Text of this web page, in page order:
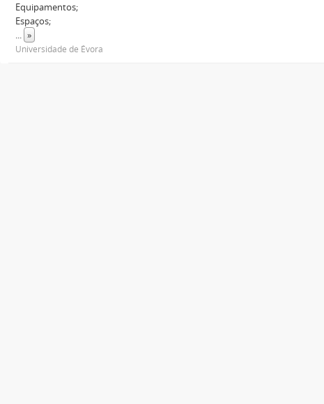
Equipamentos;
Espaços;
... »
Universidade de Évora